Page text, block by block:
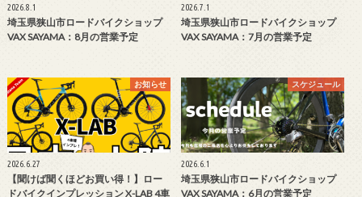
2026.8.1
埼玉県狭山市ロードバイクショップ
VAX SAYAMA：8月の営業予定
2026.7.1
埼玉県狭山市ロードバイクショップ
VAX SAYAMA：7月の営業予定
お知らせ
2026.6.27
【聞けば聞くほどお買い得！】ロー
ドバイクインプレッション X-LAB 4車
スケジュール
2026.6.1
埼玉県狭山市ロードバイクショップ
VAX SAYAMA：6月の営業予定